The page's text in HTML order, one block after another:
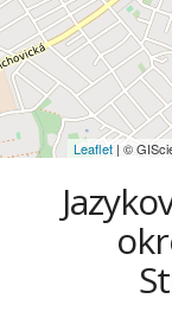
Leaflet | ©